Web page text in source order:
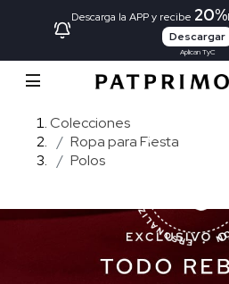
Descarga la APP y recibe 20%
Descargar
Aplican TyC
Colecciones
Ropa para Fiesta
Polos